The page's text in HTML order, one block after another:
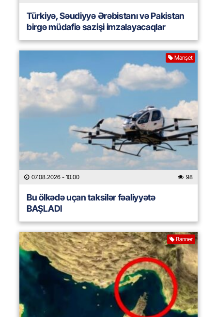
Türkiyə, Səudiyyə Ərəbistanı və Pakistan
birgə müdafiə sazişi imzalayacaqlar
Manşet
07.08.2026 - 10:00 98
Bu ölkədə uçan taksilər fəaliyyətə
BAŞLADI
Banner